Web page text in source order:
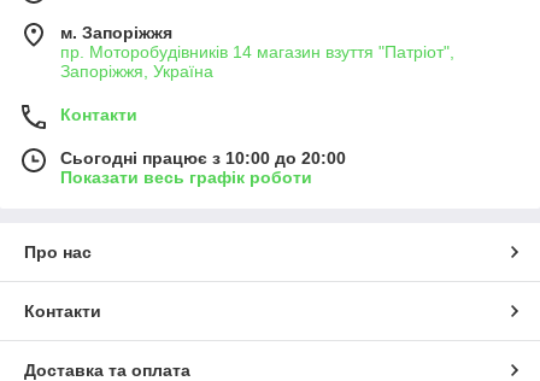
м. Запоріжжя
пр. Моторобудівників 14 магазин взуття "Патріот",
Запоріжжя, Україна
Контакти
Сьогодні працює з 10:00 до 20:00
Показати весь графік роботи
Про нас
Контакти
Доставка та оплата